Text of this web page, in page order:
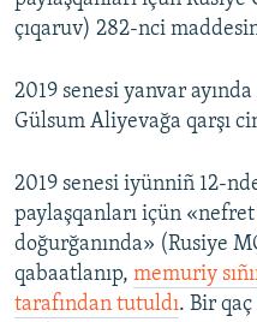
çıqaruv) 282-nci
2019 senesi yanvar
Gülsum Aliyevağa qarşı
2019 senesi iyünniñ 12-
paylaşqanları içün
doğurğanında» (Rusiye
qabaatlanıp, memuriy
tarafından tutuldı. Bir